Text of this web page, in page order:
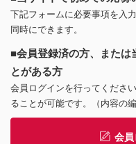
下記フォームに必要事項を入
同時にできます。
■会員登録済の方、また
とがある方
会員ログインを行ってくださ
ることが可能です。（内容の
会